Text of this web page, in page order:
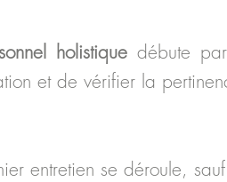
holistique débute
et de vérifier la p
entretien se déroule,